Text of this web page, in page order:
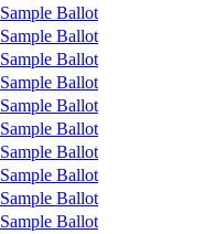
Sample Ballot
Sample Ballot
Sample Ballot
Sample Ballot
Sample Ballot
Sample Ballot
Sample Ballot
Sample Ballot
Sample Ballot
Sample Ballot